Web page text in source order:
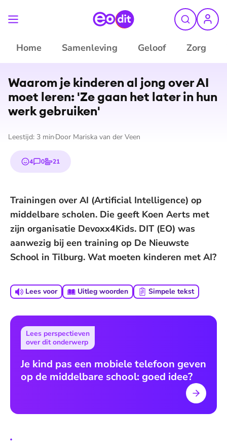
Home Samenleving Geloof Zorg
©
Waarom je kinderen al jong over AI
moet leren: 'Ze gaan het later in hun
werk gebruiken'
Leestijd: 3 min Door Mariska van der Veen
4
emojis
0
reacties
21
stemmen
Trainingen over AI (Artificial Intelligence) op
middelbare scholen. Die geeft Koen Aerts met
zijn organisatie Devoxx4Kids. DIT (EO) was
aanwezig bij een training op De Nieuwste
School in Tilburg. Wat moeten kinderen met AI?
Lees voor Uitleg woorden Simpele tekst
Lees perspectieven
over dit onderwerp
Je kind pas een mobiele telefoon geven
op de middelbare school: goed idee?